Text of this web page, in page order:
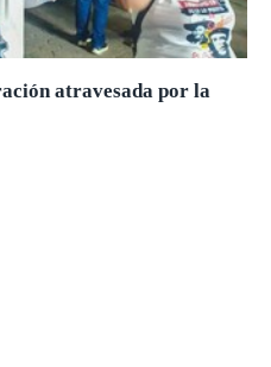
atravesada por la